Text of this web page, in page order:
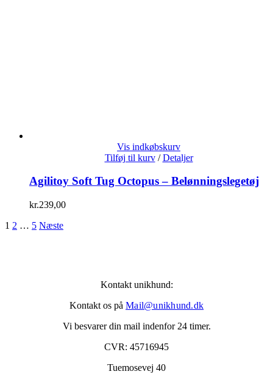
Vis indkøbskurv
Tilføj til kurv / Detaljer
Agilitoy Soft Tug Octopus – Belønningslegetøj
kr.239,00
1 2 … 5 Næste
Kontakt unikhund:
Kontakt os på Mail@unikhund.dk
Vi besvarer din mail indenfor 24 timer.
CVR: 45716945
Tuemosevej 40